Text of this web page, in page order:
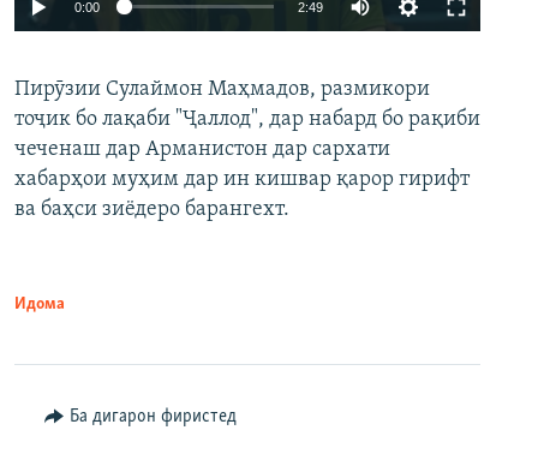
Auto 240p 360p 480p
720p 1080p
0:00 2:49
360p
480p
Пирӯзии Сулаймон Маҳмадов, размикори
тоҷик бо лақаби "Ҷаллод", дар набард бо рақиби
чеченаш дар Арманистон дар сархати
хабарҳои муҳим дар ин кишвар қарор гирифт
ва баҳси зиёдеро барангехт.
Идома
Ба дигарон фиристед